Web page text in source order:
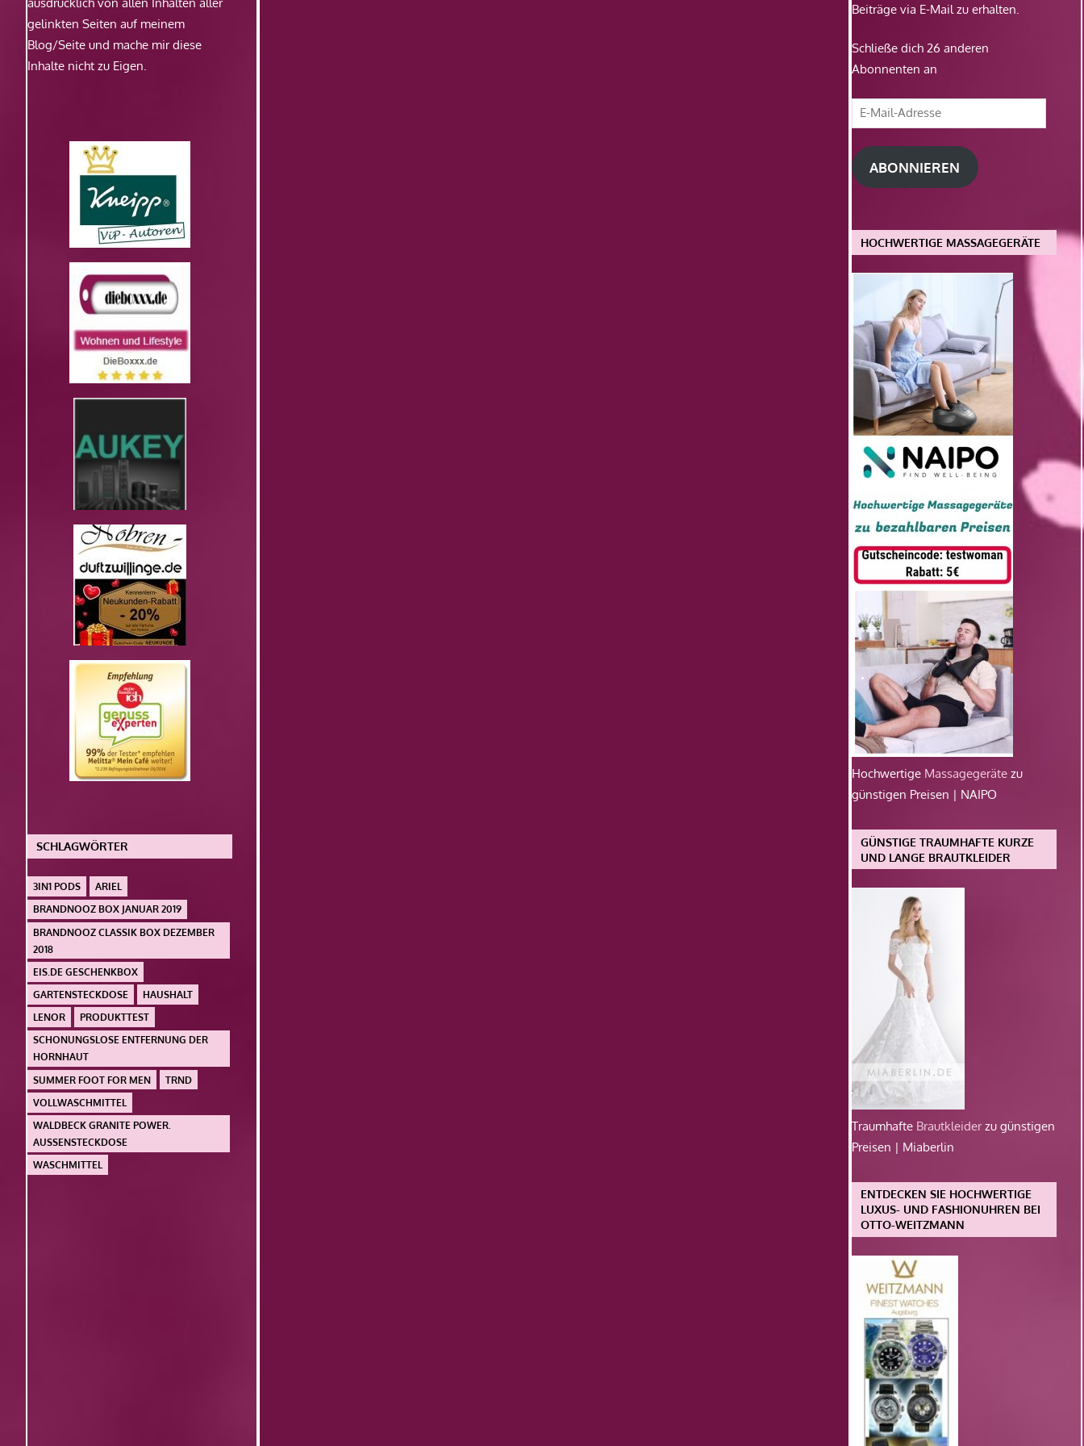
gelinkten Seiten auf meinem
Blog/Seite und mache mir diese
Inhalte nicht zu Eigen.
SCHLAGWÖRTER
3IN1 PODS
ARIEL
BRANDNOOZ BOX JANUAR 2019
BRANDNOOZ CLASSIK BOX DEZEMBER
2018
EIS.DE GESCHENKBOX
GARTENSTECKDOSE
HAUSHALT
LENOR
PRODUKTTEST
SCHONUNGSLOSE ENTFERNUNG DER
HORNHAUT
SUMMER FOOT FOR MEN
TRND
VOLLWASCHMITTEL
WALDBECK GRANITE POWER.
AUSSENSTECKDOSE
WASCHMITTEL
Beiträge via E-Mail zu erhalten.
Schließe dich 26 anderen
Abonnenten an
E-
Mail-
Adresse
ABONNIEREN
HOCHWERTIGE MASSAGEGERÄTE
Hochwertige Massagegeräte zu
günstigen Preisen | NAIPO
GÜNSTIGE TRAUMHAFTE KURZE
UND LANGE BRAUTKLEIDER
Traumhafte Brautkleiderzu günstigen
Preisen | Miaberlin
ENTDECKEN SIE HOCHWERTIGE
LUXUS- UND FASHIONUHREN BEI
OTTO-WEITZMANN